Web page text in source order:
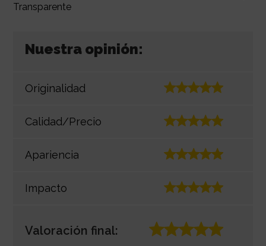
Transparente
Nuestra opinión:
Originalidad
Calidad/Precio
Apariencia
Impacto
Valoración final: